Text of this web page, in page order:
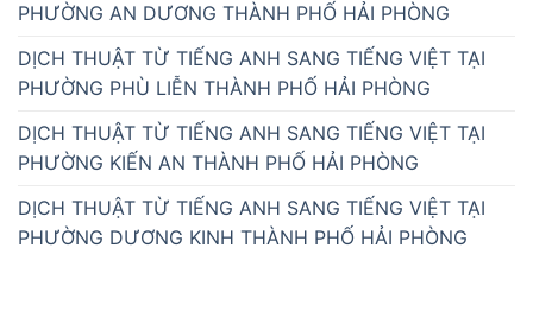
PHƯỜNG AN DƯƠNG THÀNH PHỐ HẢI PHÒNG
DỊCH THUẬT TỪ TIẾNG ANH SANG TIẾNG VIỆT TẠI
PHƯỜNG PHÙ LIỄN THÀNH PHỐ HẢI PHÒNG
DỊCH THUẬT TỪ TIẾNG ANH SANG TIẾNG VIỆT TẠI
PHƯỜNG KIẾN AN THÀNH PHỐ HẢI PHÒNG
DỊCH THUẬT TỪ TIẾNG ANH SANG TIẾNG VIỆT TẠI
PHƯỜNG DƯƠNG KINH THÀNH PHỐ HẢI PHÒNG